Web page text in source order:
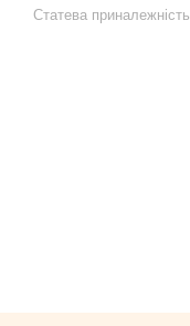
Статева приналежність